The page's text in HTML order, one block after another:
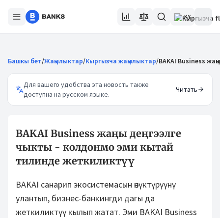
KY
Башкы бет/Жаңылыктар/Кыргызча жаңылыктар/BAKAI Business
Для вашего удобства эта новость также
доступна на русском языке.
Читать
BAKAI Business жаңы деңгээлге
чыкты - колдонмо эми кытай
тилинде жеткиликтүү
BAKAI санарип экосистемасын өнүктүрүүнү
улантып, бизнес-банкингди дагы да
жеткиликтүү кылып жатат. Эми BAKAI Business